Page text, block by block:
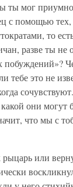
ты мог
с помощью тех,
то
разве ты не
побуждений»?
тебе это не
они могут
что мы с
или